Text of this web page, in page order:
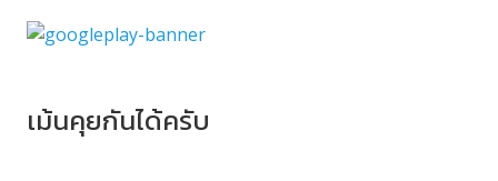
เม้นคุยกันได้ครับ